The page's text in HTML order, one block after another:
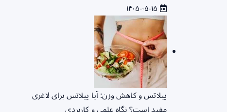
پیلاتس و کاهش وزن: آیا پیلاتس برای لاغری
مفید است؟ نگاه علمی و کاربردی